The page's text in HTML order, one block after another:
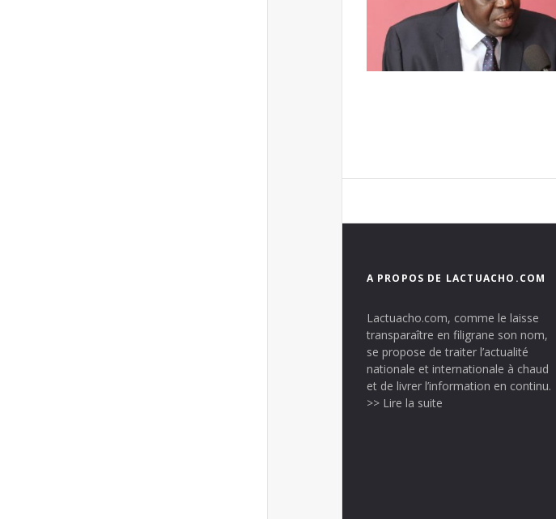
A PROPOS DE LACTUACHO.COM
Lactuacho.com, comme le laisse
transparaître en filigrane son nom,
se propose de traiter l’actualité
nationale et internationale à chaud
et de livrer l’information en continu.
>> Lire la suite